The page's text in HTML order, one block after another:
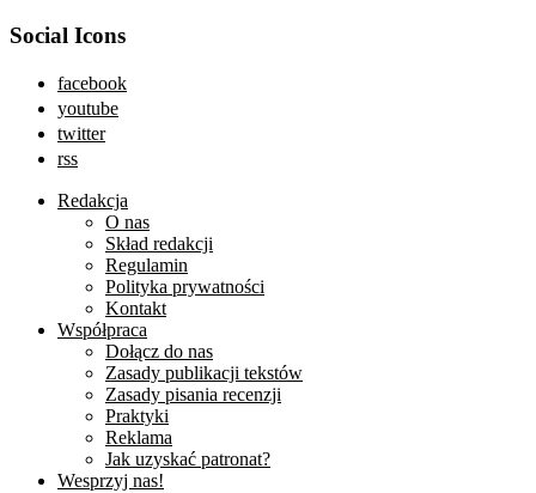
Social Icons
facebook
youtube
twitter
rss
Redakcja
O nas
Skład redakcji
Regulamin
Polityka prywatności
Kontakt
Współpraca
Dołącz do nas
Zasady publikacji tekstów
Zasady pisania recenzji
Praktyki
Reklama
Jak uzyskać patronat?
Wesprzyj nas!